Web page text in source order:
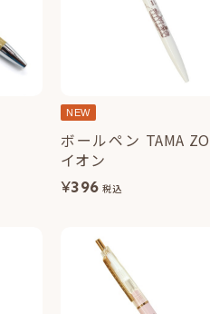
NEW
ボールペン TAMA
イオン
¥396 税込